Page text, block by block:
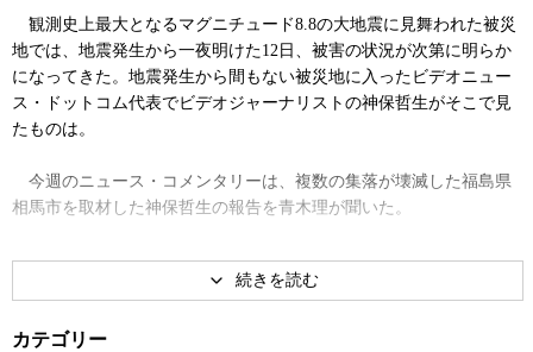
観測史上最大となるマグニチュード8.8の大地震に見舞われた被災
地では、地震発生から一夜明けた12日、被害の状況が次第に明らか
になってきた。地震発生から間もない被災地に入ったビデオニュー
ス・ドットコム代表でビデオジャーナリストの神保哲生がそこで見
たものは。
今週のニュース・コメンタリーは、複数の集落が壊滅した福島県
相馬市を取材した神保哲生の報告を青木理が聞いた。
カテゴリー